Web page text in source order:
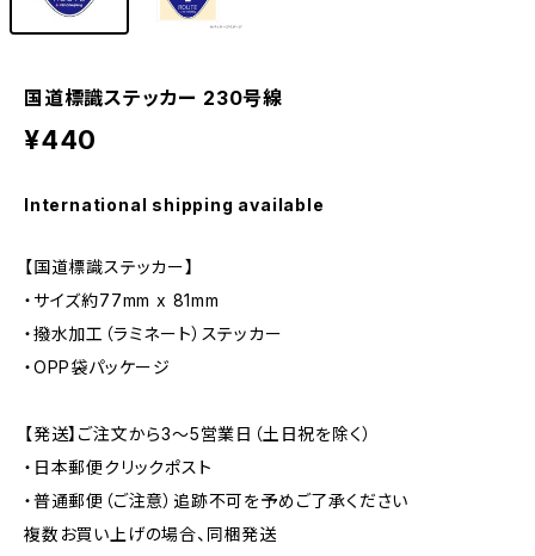
国道標識ステッカー 230号線
¥440
International shipping available
【国道標識ステッカー】
・サイズ約77mm x 81mm
・撥水加工（ラミネート）ステッカー
・OPP袋パッケージ
【発送】ご注文から3〜5営業日（土日祝を除く）
・日本郵便クリックポスト
・普通郵便（ご注意）追跡不可を予めご了承ください
複数お買い上げの場合、同梱発送